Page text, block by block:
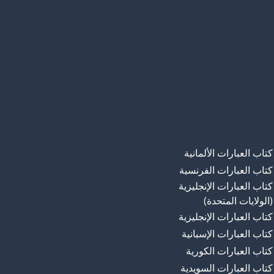
كتاب العبارات الألمانية
كتاب العبارات الفرنسية
كتاب العبارات الإنجليزية
(الولايات المتحدة)
كتاب العبارات الإنجليزية
كتاب العبارات الإسبانية
كتاب العبارات الكورية
كتاب العبارات السويدية